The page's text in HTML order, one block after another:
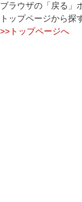
ブラウザの「戻る」
トップページから探
>>トップページへ